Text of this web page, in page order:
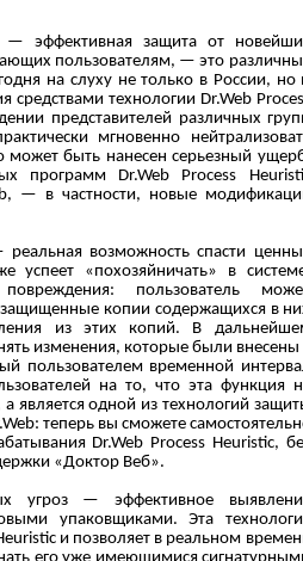
— эффективная защита от
пользователям, — это
на слуху не только в России, но
технологии Dr.Web
представителей различных
мгновенно
может быть нанесен серьезный
программ Dr.Web Process
— в частности, новые
возможность спасти
«похозяйничать» в
пользователь
копии содержащихся в
из этих копий. В
изменения, которые были внесены
пользователем временной
на то, что эта функция
является одной из технологий
теперь вы сможете
Dr.Web Process Heuristic,
«Доктор Веб».
угроз — эффективное
упаковщиками. Эта
и позволяет в реальном